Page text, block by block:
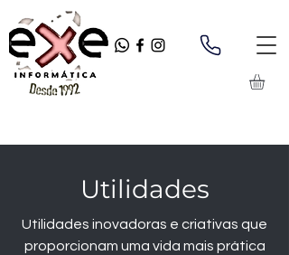
Utilidades
Utilidades inovadoras e criativas que
proporcionam uma vida mais prática